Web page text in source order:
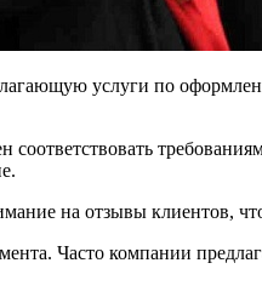
услуги по
на отзывы клиентов,
Часто компании